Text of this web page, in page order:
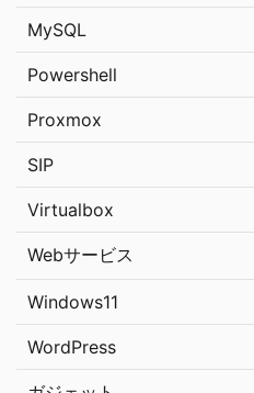
MySQL
Powershell
Proxmox
SIP
Virtualbox
Webサービス
Windows11
WordPress